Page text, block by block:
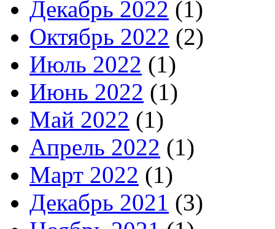
Декабрь 2022 (1)
Октябрь 2022 (2)
Июль 2022 (1)
Июнь 2022 (1)
Май 2022 (1)
Апрель 2022 (1)
Март 2022 (1)
Декабрь 2021 (3)